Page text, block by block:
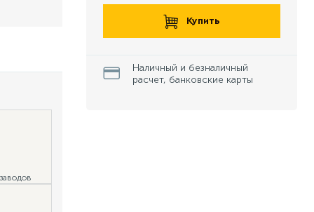
Купить
Наличный и безналичный
расчет, банковские карты